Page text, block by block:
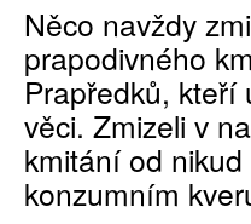
Něco navždy
prapodivného
Prapředků, kteří
věci. Zmizeli v
kmitání od
konzumním